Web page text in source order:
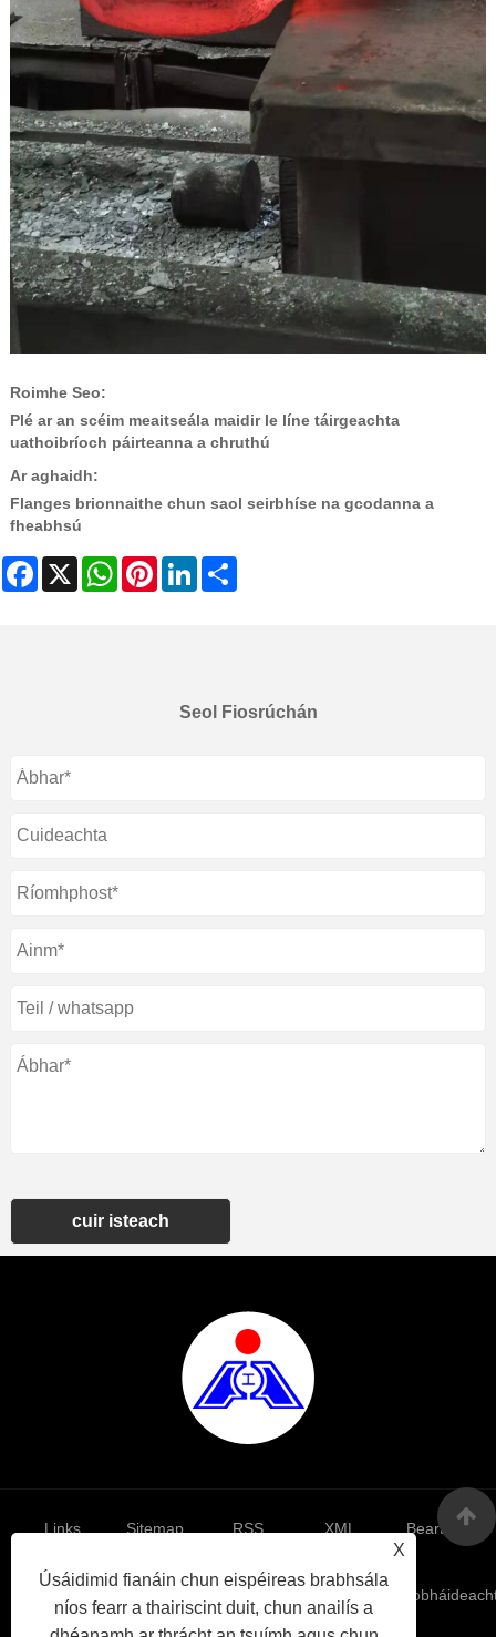
Roimhe Seo:
Plé ar an scéim meaitseála maidir le líne táirgeachta
uathoibríoch páirteanna a chruthú
Ar aghaidh:
Flanges brionnaithe chun saol seirbhíse na gcodanna a
fheabhsú
Facebook
X WhatsAppPinterestLinkedIn
Seol Fiosrúchán
cuir isteach
X
Úsáidimid fianáin chun eispéireas brabhsála
níos fearr a thairiscint duit, chun anailís a
Links Sitemap RSS XML Beartas